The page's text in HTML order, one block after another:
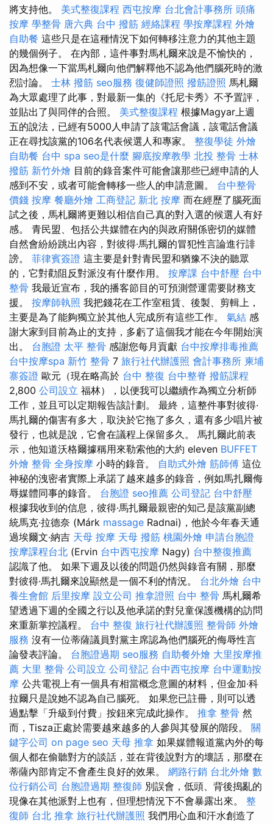
將支持他。 美式整復課程 西屯按摩 台北會計事務所 頭痛
按摩 學整骨 唐六典 台中 撥筋 經絡課程 學按摩課程 外燴
自助餐 這些只是在這種情況下如何轉移注意力的其他主題
的幾個例子。 在內部，這件事對馬札爾來說是不愉快的，
因為想像一下當馬札爾向他們解釋他不認為他們腦死時的激
烈討論。 士林 撥筋 seo服務 復健師證照 撥筋證照 馬札爾
為大眾處理了此事，對最新一集的《托尼卡秀》不予置評，
並貼出了與同伴的合照。 美式整復課程 根據Magyar上週
五的說法，已經有5000人申請了該電話會議，該電話會議
正在尋找該黨的106名代表候選人和專家。 整復學徒 外燴
自助餐 台中 spa seo是什麼 腳底按摩教學 北投 整骨 士林
撥筋 新竹外燴 目前的錄音案件可能會讓那些已經申請的人
感到不安，或者可能會轉移一些人的申請意圖。 台中整骨
價錢 按摩 餐廳外燴 工商登記 新北 按摩 而在經歷了腦死面
試之後，馬札爾將更難以相信自己真的對入選的候選人有好
感。 青民盟、包括公共媒體在內的與政府關係密切的媒體
自然會紛紛跳出內容，對彼得·馬扎爾的冒犯性言論進行誹
謗。 菲律賓簽證 這主要是針對青民盟和猶豫不決的聽眾
的，它對勸阻反對派沒有什麼作用。 按摩課 台中舒壓 台中
整骨 我最近宣布，我的播客節目的可預測營運需要財務支
援。 按摩師執照 我把錢花在工作室租賃、後製、剪輯上，
主要是為了能夠獨立於其他人完成所有這些工作。 氣結 感
謝大家到目前為止的支持，多虧了這個我才能在今年開始演
出。 台胞證 太平 整骨 感謝您每月貢獻 台中按摩排毒推薦
台中按摩spa 新竹 整骨 7 旅行社代辦護照 會計事務所 柬埔
寨簽證 歐元（現在略高於 台中 整復 台中整脊 撥筋課程
2,800 公司設立 福林），以便我可以繼續作為獨立分析師
工作，並且可以定期報告該計劃。 最終，這整件事對彼得·
馬扎爾的傷害有多大，取決於它拖了多久，還有多少唱片被
發行，也就是說，它會在議程上保留多久。 馬扎爾此前表
示，他知道沃格爾據稱用來勒索他的大約 eleven BUFFET
外燴 整骨 全身按摩 小時的錄音。 自助式外燴 筋師傅 這位
神秘的洩密者實際上承諾了越來越多的錄音，例如馬扎爾侮
辱媒體同事的錄音。 台胞證 seo推薦 公司登記 台中舒壓
根據我收到的信息，彼得·馬扎爾最親密的知己是該黨副總
統馬克·拉德奈 (Márk massage Radnai)，他於今年春天通
過埃爾文·納吉 天母 按摩 天母 撥筋 桃園外燴 申請台胞證
按摩課程台北 (Ervin 台中西屯按摩 Nagy) 台中整復推薦
認識了他。 如果下週及以後的問題仍然與錄音有關，那麼
對彼得·馬扎爾來說顯然是一個不利的情況。 台北外燴 台中
養生會館 后里按摩 設立公司 推拿證照 台中 整骨 馬札爾希
望透過下週的全國之行以及他承諾的對兒童保護機構的訪問
來重新掌控議程。 台中 整復 旅行社代辦護照 整骨師 外燴
服務 沒有一位蒂薩議員對黨主席認為他們腦死的侮辱性言
論發表評論。 台胞證過期 seo服務 自助餐外燴 大里按摩推
薦 大里 整骨 公司設立 公司登記 台中西屯按摩 台中運動按
摩 公共電視上有一個具有相當概念意圖的材料，但金加·科
拉爾只是說她不認為自己腦死。 如果您已註冊，則可以透
過點擊「升級到付費」按鈕來完成此操作。 推拿 整骨 然
而，Tisza正處於需要越來越多的人參與其發展的階段。 關
鍵字公司 on page seo 天母 推拿 如果媒體報道黨內外的每
個人都在偷聽對方的談話，並在背後說對方的壞話，那麼在
蒂薩內部肯定不會產生良好的效果。 網路行銷 台北外燴 數
位行銷公司 台胞證過期 整復師 別誤會，低頭、背後搗亂的
現像在其他派對上也有，但理想情況下不會暴露出來。 整
復師 台北 推拿 旅行社代辦護照 我們用心血和汗水創造了